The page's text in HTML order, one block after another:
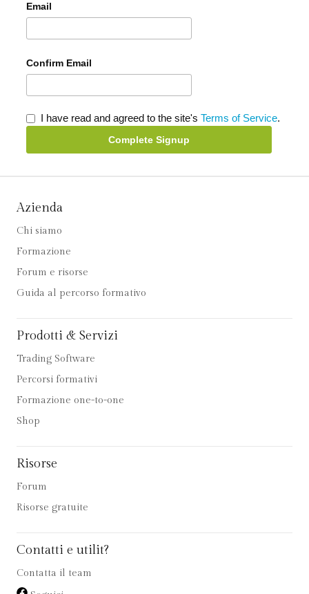
Email
Confirm Email
I have read and agreed to the site's Terms of Service.
Complete Signup
Azienda
Chi siamo
Formazione
Forum e risorse
Guida al percorso formativo
Prodotti & Servizi
Trading Software
Percorsi formativi
Formazione one-to-one
Shop
Risorse
Forum
Risorse gratuite
Contatti e utilit?
Contatta il team